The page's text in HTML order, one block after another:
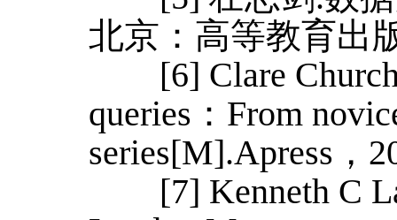
北京：高等教育出
[6] Clare
queries：From
series[M].Apress，
[7] Kenneth C